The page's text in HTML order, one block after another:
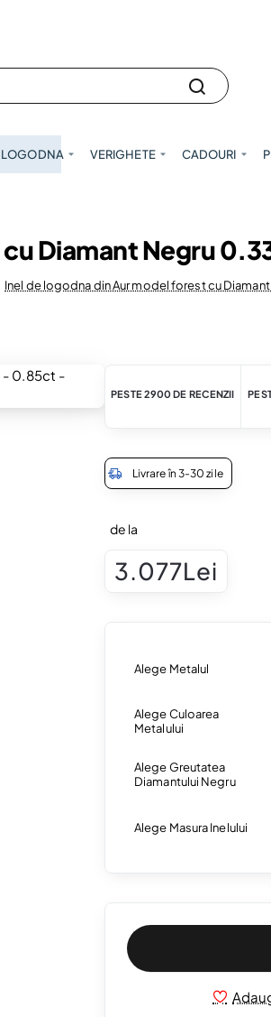
LOGODNA VERIGHETE CADOURI
Diamant Negru
Inel de logodna din Aur model forest cu
PESTE 2900 DE RECENZII
Livrare în 3-30 zile
de la
3.077Lei
Alege Metalul
Alege Culoarea
Metalului
Alege Greutatea
Diamantului Negru
Alege Masura Inelului